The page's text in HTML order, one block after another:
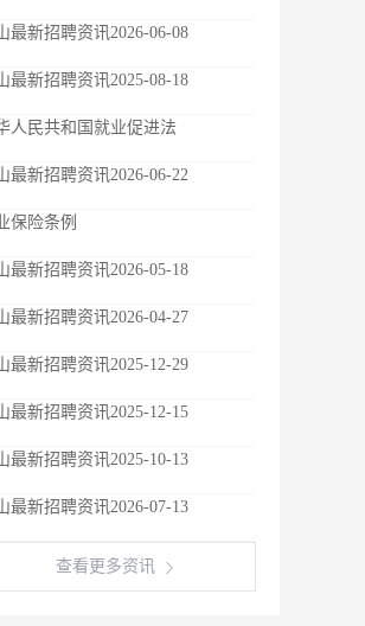
最新招聘资讯2026-06-08
最新招聘资讯2025-08-18
人民共和国就业促进法
最新招聘资讯2026-06-22
保险条例
最新招聘资讯2026-05-18
最新招聘资讯2026-04-27
最新招聘资讯2025-12-29
最新招聘资讯2025-12-15
最新招聘资讯2025-10-13
最新招聘资讯2026-07-13
查看更多资讯